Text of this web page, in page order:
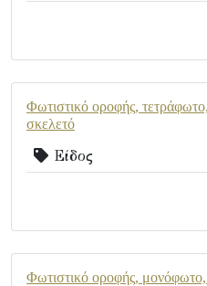
Φωτιστικό οροφής,
σκελετό
Είδος
Φωτιστικό οροφής, μονόφωτο,